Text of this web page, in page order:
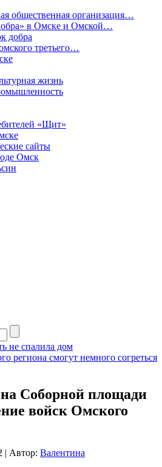
общественная организация…
в Омске и Омской…
добра
третьего…
жизнь
«Щит»
сайты
Омск
не спалила дом
региона смогут немного согреться
Соборной площади
войск Омского
| Автор: Валентина